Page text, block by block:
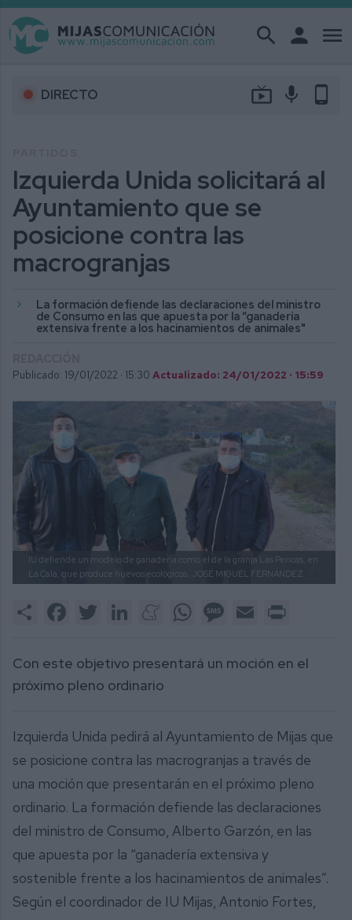
search person menu
DIRECTO live_tv mic phone_android
Izquierda Unida solicitará al
Ayuntamiento que se
posicione contra las
macrogranjas
La formación defiende las declaraciones del ministro
de Consumo en las que apuesta por la “ganadería
extensiva frente a los hacinamientos de animales"
Publicado: 19/01/2022 · 15:30 Actualizado: 24/01/2022 · 15:59
IU defiende un modelo de ganadería como el de la granja Las Pencas, en
La Cala, que produce huevos ecológicos. JOSÉ MIGUEL FERNÁNDEZ
Share FacebookTwitter LinkedInMeneameWhatsAppMessage
Email
Con este objetivo presentará un moción en el
próximo pleno ordinario
Izquierda Unida pedirá al Ayuntamiento de Mijas que
se posicione contra las macrogranjas a través de
una moción que presentarán en el próximo pleno
ordinario. La formación defiende las declaraciones
del ministro de Consumo, Alberto Garzón, en las
que apuesta por la “ganadería extensiva y
sostenible frente a los hacinamientos de animales”.
Según el coordinador de IU Mijas, Antonio Fortes,